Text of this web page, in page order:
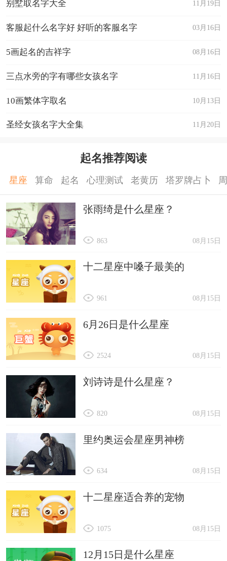
11月19日
别墅取名字大全
03月16日
客服起什么名字好 好听的客服名字
08月16日
5画起名的吉祥字
11月16日
三点水旁的字有哪些女孩名字
10月13日
10画繁体字取名
11月20日
圣经女孩名字大全集
起名推荐阅读
星座 算命 起名 心理测试 老黄历 塔罗牌占卜
张雨绮是什么星座？
08月15日
863
十二星座中嗓子最美的
08月15日
961
6月26日是什么星座
08月15日
2524
刘诗诗是什么星座？
08月15日
820
里约奥运会星座男神榜
08月15日
634
十二星座适合养的宠物
08月15日
1075
12月15日是什么星座